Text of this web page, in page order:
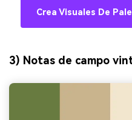
Crea Visuales De
3) Notas de campo